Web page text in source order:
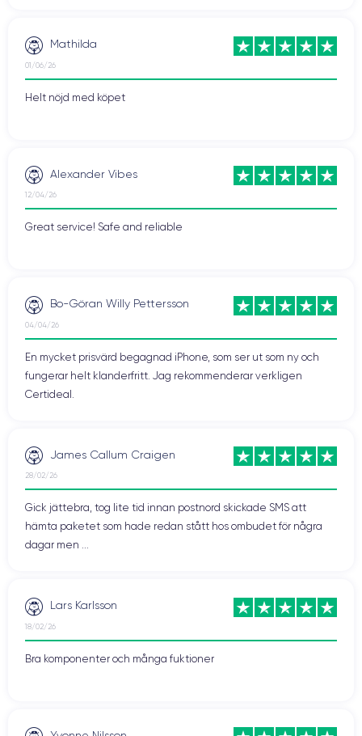
Mathilda
01/06/26
Helt nöjd med köpet
Alexander Vibes
12/04/26
Great service! Safe and reliable
Bo-Göran Willy Pettersson
04/04/26
En mycket prisvärd begagnad iPhone, som ser ut som ny och
fungerar helt klanderfritt. Jag rekommenderar verkligen
Certideal.
James Callum Craigen
28/02/26
Gick jättebra, tog lite tid innan postnord skickade SMS att
hämta paketet som hade redan stått hos ombudet för några
dagar men ...
Lars Karlsson
18/02/26
Bra komponenter och många fuktioner